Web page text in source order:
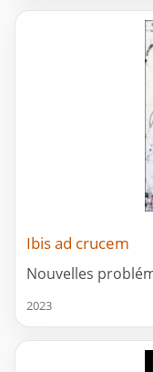
Ibis ad crucem
Nouvelles
2023